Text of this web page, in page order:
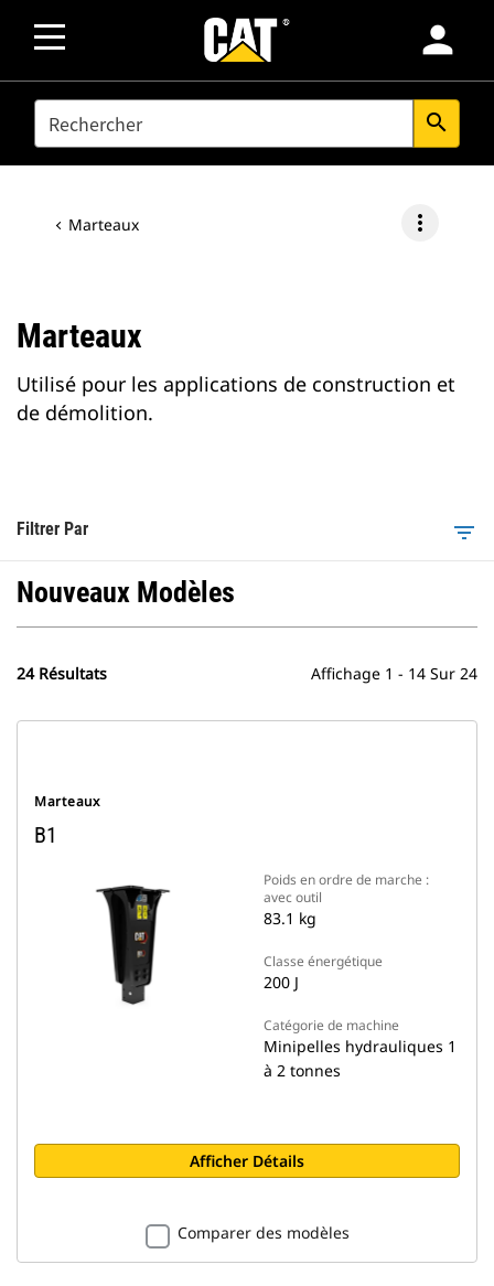
person
SEARCH search
Marteaux more_vert
Marteaux
Utilisé pour les applications de construction et
de démolition.
Filtrer Par filter_list
Nouveaux Modèles
24 Résultats Affichage 1 - 14 Sur 24
Marteaux
B1
Poids en ordre de marche :
avec outil
83.1 kg
Classe énergétique
200 J
Catégorie de machine
Minipelles hydrauliques 1
à 2 tonnes
Afficher Détails
Comparer des modèles